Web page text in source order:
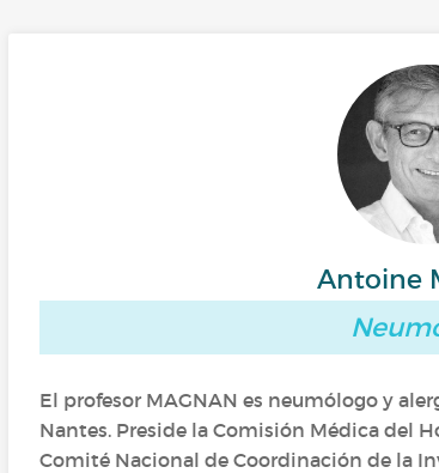
Antoine
El profesor MAGNAN es neumólogo y
Nantes. Preside la Comisión Médica del
Comité Nacional de Coordinación de la